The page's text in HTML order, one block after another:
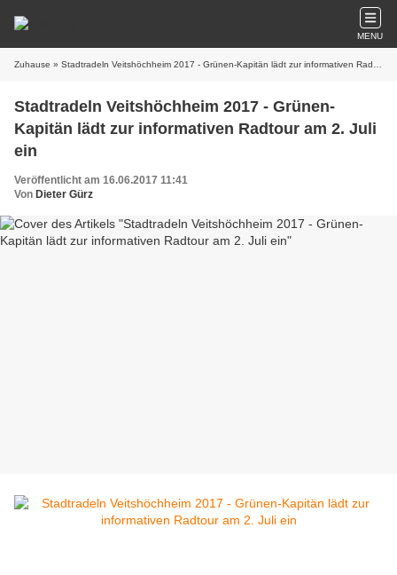
MENU
Zuhause » Stadtradeln Veitshöchheim 2017 - Grünen-Kapitän lädt zur informativen Radtour am 2. Juli ein
Stadtradeln Veitshöchheim 2017 - Grünen-
Kapitän lädt zur informativen Radtour am 2. Juli
ein
Veröffentlicht am 16.06.2017 11:41
Von Dieter Gürz